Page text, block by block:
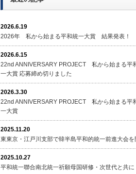
2026.6.19
2026年 私から始まる平和統一大賞 結果発表！
2026.6.15
22nd ANNIVERSARY PROJECT 私から始まる平
一大賞 応募締め切りました
2026.3.30
22nd ANNIVERSARY PROJECT 私から始まる平
一大賞
2025.11.20
東東京・江戸川支部で韓半島平和的統一前進大会を
2025.10.27
平和統一聯合南北統一祈願母国研修・次世代と共に